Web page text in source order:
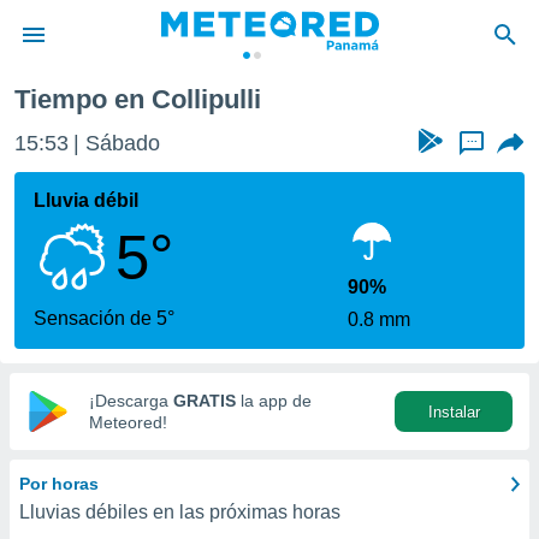
de
ha
para
que se
calidad.
a este
las
y
digital
basada
Tiempo en Collipulli
15:53 Sábado ...
Lluvia débil
5°
Sensación de 5°
90%
0.8 mm
¡Descarga GRATIS la app de
Meteored!
Instalar
Por horas
Lluvias débiles en las próximas horas